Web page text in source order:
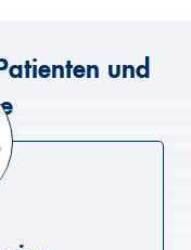
und